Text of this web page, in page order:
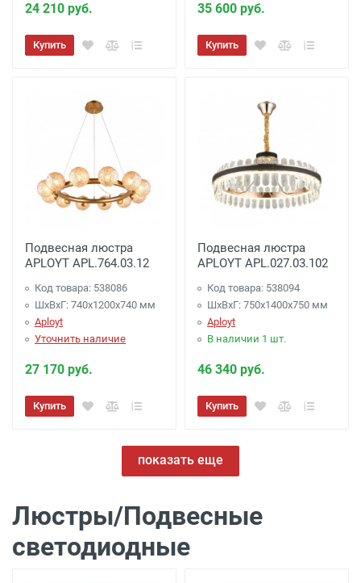
24 210 руб.
Купить
35 600 руб.
Купить
Подвесная люстра
APLOYT APL.764.03.12
Код товара: 538086
ШхВхГ: 740x1200x740 мм
Aployt
Уточнить наличие
27 170 руб.
Купить
Подвесная люстра
APLOYT APL.027.03.102
Код товара: 538094
ШхВхГ: 750x1400x750 мм
Aployt
В наличии 1 шт.
46 340 руб.
Купить
показать еще
Люстры/Подвесные
светодиодные